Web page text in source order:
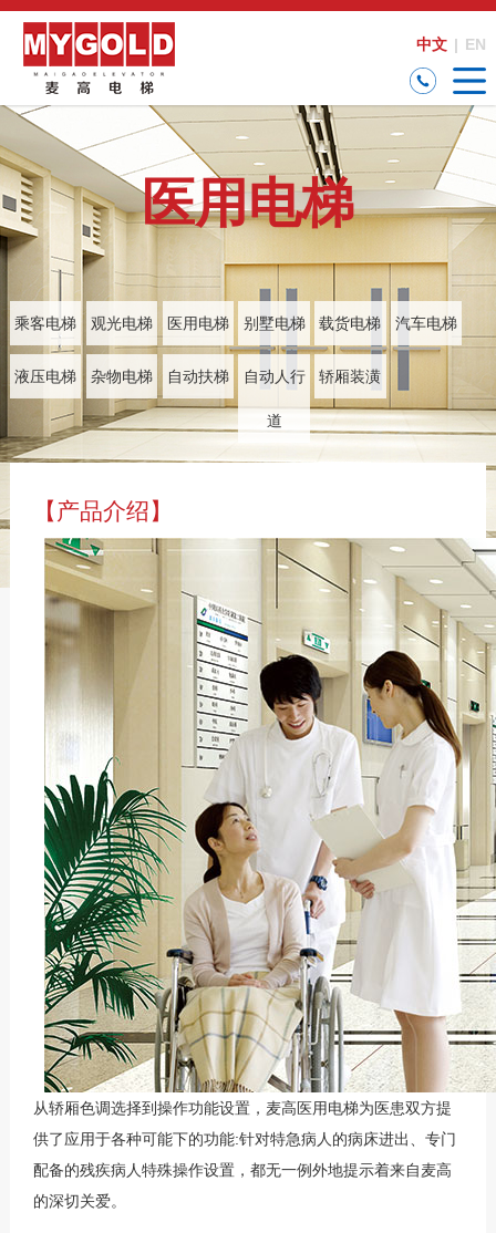
中文 | EN
医用电梯
乘客电梯 观光电梯 医用电梯 别墅电梯 载货电梯 汽车电梯
液压电梯 杂物电梯 自动扶梯 自动人行
道
轿厢装潢
【产品介绍】
从轿厢色调选择到操作功能设置，麦高医用电梯为医患双方提
供了应用于各种可能下的功能:针对特急病人的病床进出、专门
配备的残疾病人特殊操作设置，都无一例外地提示着来自麦高
的深切关爱。